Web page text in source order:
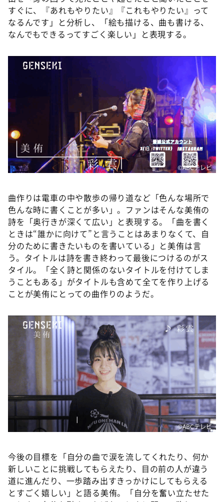
すぐに、『あれもやりたい』『これもやりたい』って
なるんです」と分析し、「絵も描ける、曲も書ける、
なんでもできるってすごく楽しい」と表現する。
©️ABCテレビ
曲作りは電車の中や散歩の帰り道など「色んな場所で
色んな時に書くことが多い」。ファンはそんな美侑の
詩を「奥行きが深くて広い」と表現する。「曲を書く
ときは“誰かに向けて”と言うことはあまりなくて、自
分のために書きたいものを書いている」と美侑は言
う。タイトルは詩を書き終わって最後につけるのがス
タイル。「全く詩と関係のないタイトルを付けてしま
うこともある」がタイトルも含めて全てを作り上げる
ことが美侑にとっての曲作りのようだ。
©️ABCテレビ
今後の目標を「自分の曲で涙を流してくれたり、何か
新しいことに挑戦してもらえたり、目の前の人が違う
道に進んだり、一歩踏み出すきっかけにしてもらえる
とすごく嬉しい」と語る美侑。「自分を奮い立たせた